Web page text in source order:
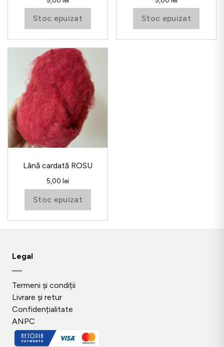
Stoc epuizat Stoc epuizat
Lână cardată ROSU
5,00 lei
Stoc epuizat
Legal
Termeni și condiții
Livrare și retur
Confidențialitate
ANPC